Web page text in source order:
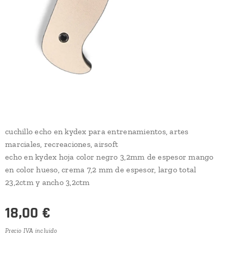
cuchillo echo en kydex para entrenamientos, artes
marciales, recreaciones, airsoft
echo en kydex hoja color negro 3,2mm de espesor mango
en color hueso, crema 7,2 mm de espesor, largo total
23,2ctm y ancho 3,2ctm
18,00 €
Precio IVA incluido